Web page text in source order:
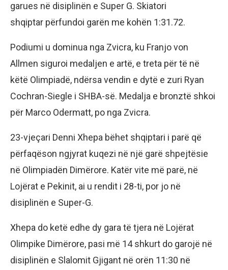
garues në disiplinën e Super G. Skiatori
shqiptar përfundoi garën me kohën 1:31.72.
Podiumi u dominua nga Zvicra, ku Franjo von
Allmen siguroi medaljen e artë, e treta për të në
këtë Olimpiadë, ndërsa vendin e dytë e zuri Ryan
Cochran-Siegle i SHBA-së. Medalja e bronztë shkoi
për Marco Odermatt, po nga Zvicra.
23-vjeçari Denni Xhepa bëhet shqiptari i parë që
përfaqëson ngjyrat kuqezi në një garë shpejtësie
në Olimpiadën Dimërore. Katër vite më parë, në
Lojërat e Pekinit, ai u rendit i 28-ti, por jo në
disiplinën e Super-G.
Xhepa do ketë edhe dy gara të tjera në Lojërat
Olimpike Dimërore, pasi më 14 shkurt do garojë në
disiplinën e Slalomit Gjigant në orën 11:30 në